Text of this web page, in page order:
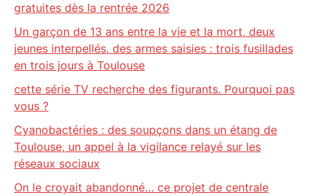
gratuites dès la rentrée 2026
Un garçon de 13 ans entre la vie et la mort, deux
jeunes interpellés, des armes saisies : trois fusillades
en trois jours à Toulouse
cette série TV recherche des figurants. Pourquoi pas
vous ?
Cyanobactéries : des soupçons dans un étang de
Toulouse, un appel à la vigilance relayé sur les
réseaux sociaux
On le croyait abandonné… ce projet de centrale